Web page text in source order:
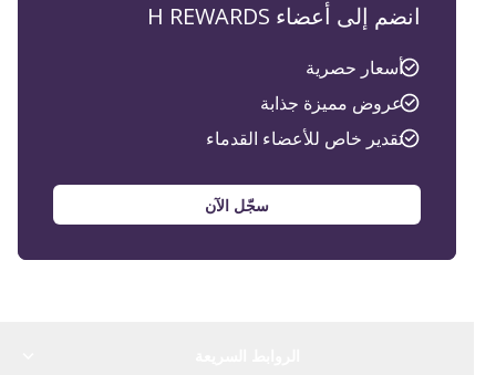
انضم إلى أعضاء H REWARDS
أسعار حصرية
عروض مميزة جذابة
تقدير خاص للأعضاء القدماء
سجّل الآن